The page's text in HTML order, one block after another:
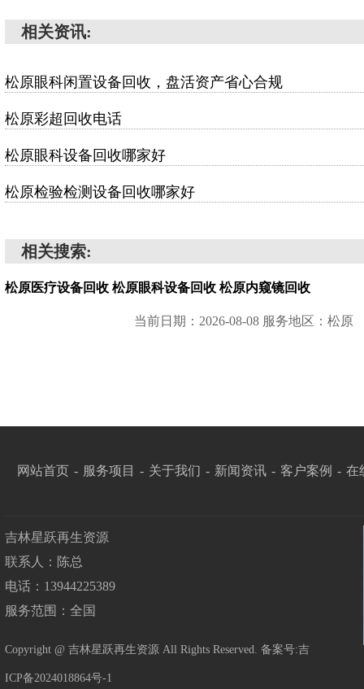
相关资讯:
松原眼科闲置设备回收，盘活资产省心合规
松原彩超回收电话
松原眼科设备回收哪家好
松原检验检测设备回收哪家好
相关搜索:
松原医疗设备回收 松原眼科设备回收 松原内窥镜回收
当前日期：2026-08-08 服务地区：松原
网站首页 - 服务项目 - 关于我们 - 新闻资讯 - 客户案例 - 在
吉林星跃再生资源
联系人：陈总
电话：13944225389
服务范围：全国
Copyright @ 吉林星跃再生资源 All Rights Reserved. 备案号:吉
ICP备2024018864号-1